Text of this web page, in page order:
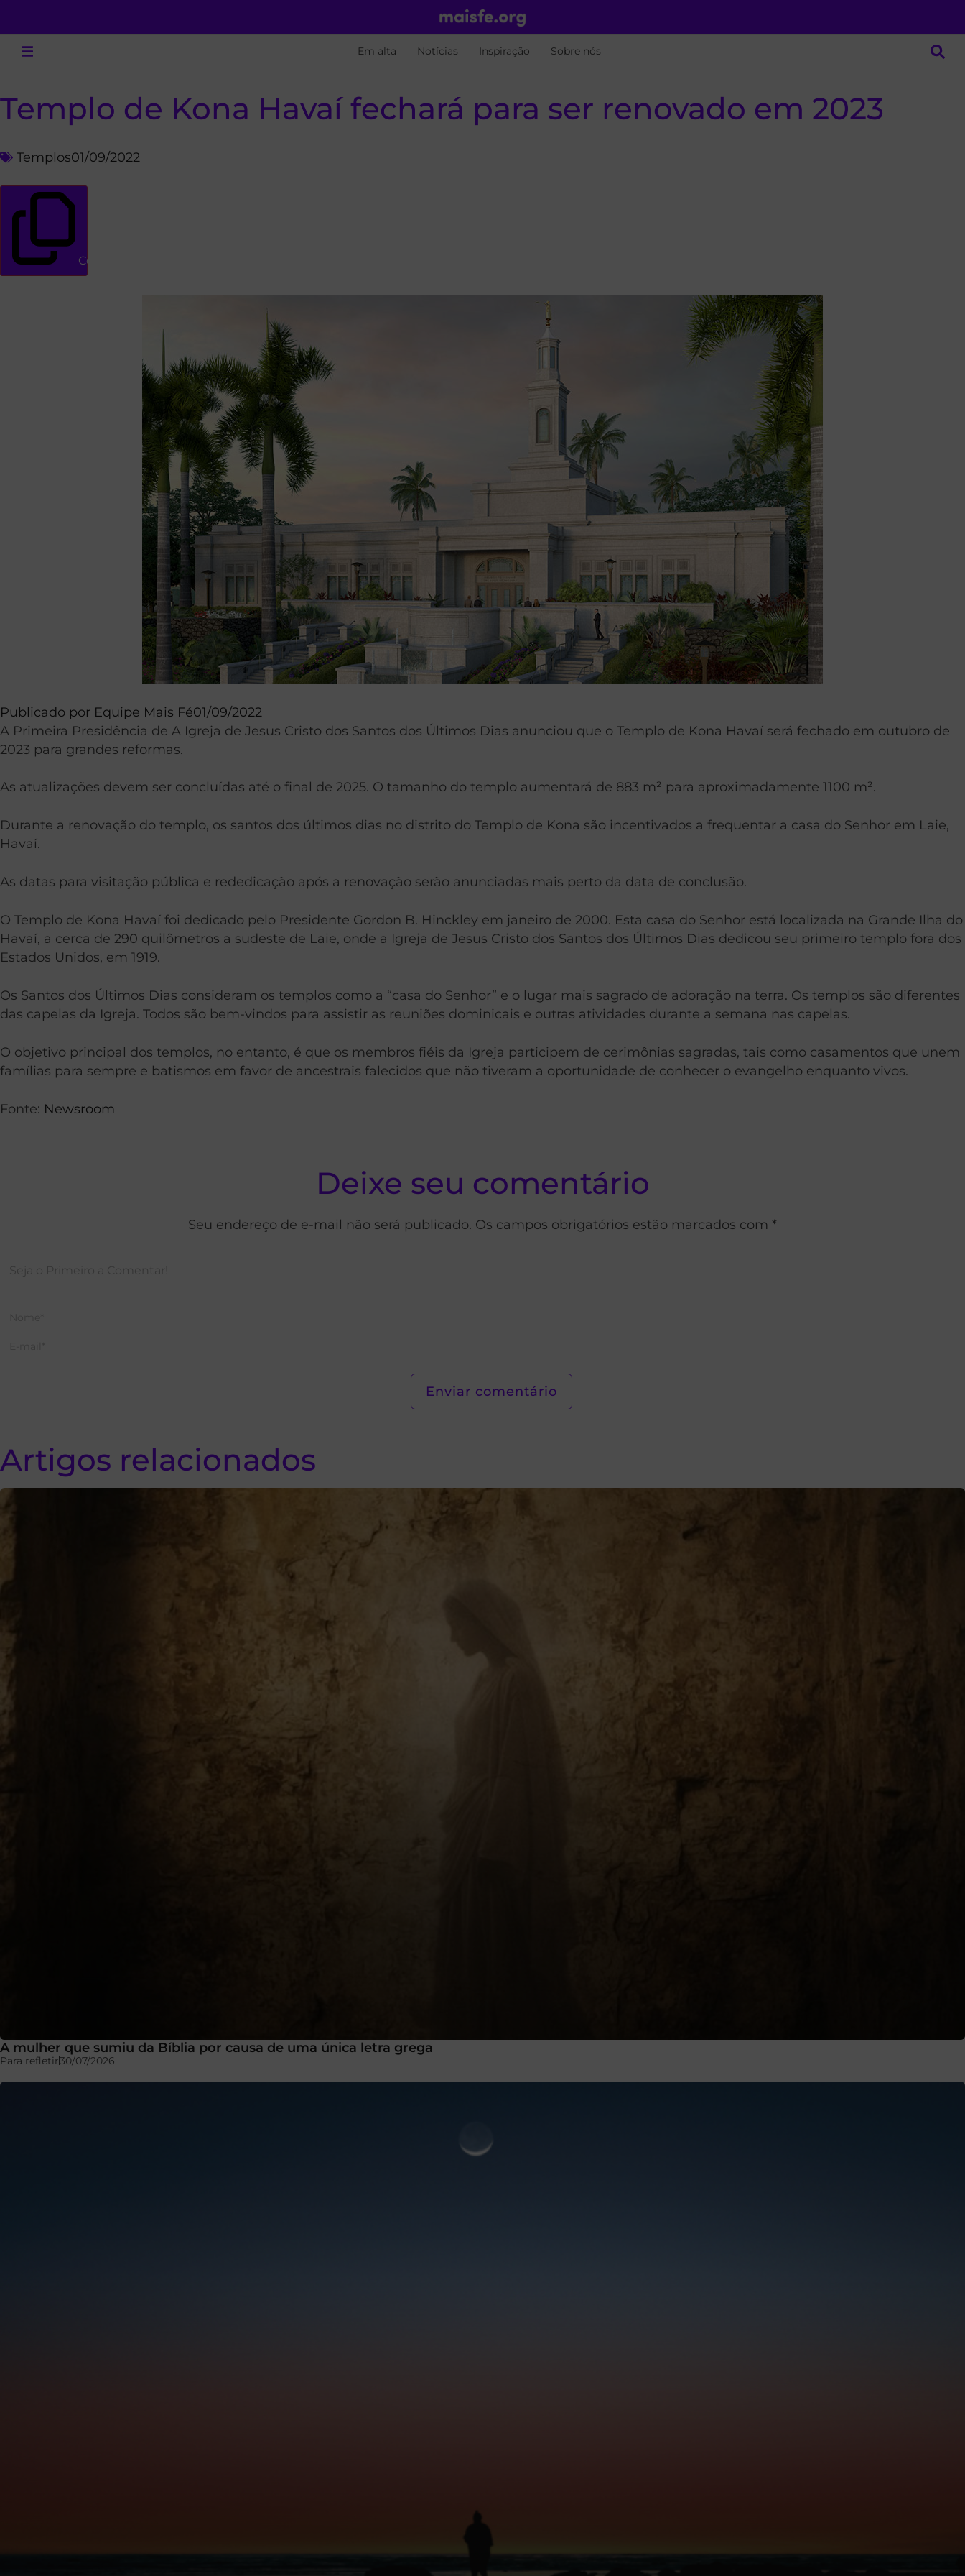
Em alta Notícias Inspiração Sobre nós
Templo de Kona Havaí fechará para ser renovado em 2023
Templos01/09/2022
Copiar link
Publicado por Equipe Mais Fé01/09/2022
A Primeira Presidência de A Igreja de Jesus Cristo dos Santos dos Últimos Dias anunciou que o Templo de Kona Havaí será fechado em outubro de
2023 para grandes reformas.
As atualizações devem ser concluídas até o final de 2025. O tamanho do templo aumentará de 883 m² para aproximadamente 1100 m².
Durante a renovação do templo, os santos dos últimos dias no distrito do Templo de Kona são incentivados a frequentar a casa do Senhor em Laie,
Havaí.
As datas para visitação pública e rededicação após a renovação serão anunciadas mais perto da data de conclusão.
O Templo de Kona Havaí foi dedicado pelo Presidente Gordon B. Hinckley em janeiro de 2000. Esta casa do Senhor está localizada na Grande Ilha do
Havaí, a cerca de 290 quilômetros a sudeste de Laie, onde a Igreja de Jesus Cristo dos Santos dos Últimos Dias dedicou seu primeiro templo fora dos
Estados Unidos, em 1919.
Os Santos dos Últimos Dias consideram os templos como a “casa do Senhor” e o lugar mais sagrado de adoração na terra. Os templos são diferentes
das capelas da Igreja. Todos são bem-vindos para assistir as reuniões dominicais e outras atividades durante a semana nas capelas.
O objetivo principal dos templos, no entanto, é que os membros fiéis da Igreja participem de cerimônias sagradas, tais como casamentos que unem
famílias para sempre e batismos em favor de ancestrais falecidos que não tiveram a oportunidade de conhecer o evangelho enquanto vivos.
Fonte: Newsroom
Deixe seu comentário
Seu endereço de e-mail não será publicado. Os campos obrigatórios estão marcados com *
Artigos relacionados
A mulher que sumiu da Bíblia por causa de uma única letra grega
Para refletir30/07/2026